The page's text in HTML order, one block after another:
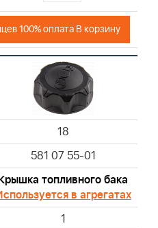
100% оплата В корзину
18
581 07 55-01
топливного бака
в агрегатах
1